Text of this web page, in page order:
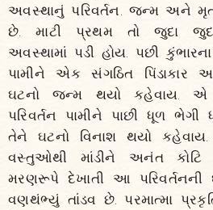
અવસ્થાનું પરિવર્તન. જન્મ અને
છે. માટી પ્રથમ તો જુદા
અવસ્થામાં પડી હોય. પછી
પામીને એક સંગઠિત પિંડાકાર
ઘટનો જન્મ થયો કહેવાય. એ
પરિવર્તન પામીને પાછી ધૂળ
તેને ઘટનો વિનાશ થયો કહેવાય.
વસ્તુઓથી માંડીને અનંત કોટિ
મરણરૂપે દેખાતી આ પરિવર્તનની
વણથંભ્યું તાંડવ છે. પરમાત્મા